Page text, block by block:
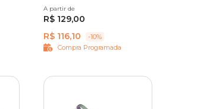
Único
A partir de
R$ 129,00
R$ 116,10
-10%
Compra Programada